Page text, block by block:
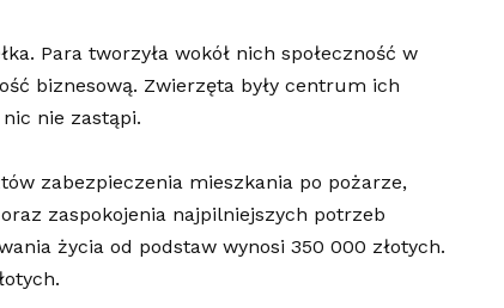
Para tworzyła wokół nich społeczność w
biznesową. Zwierzęta były centrum ich
nie zastąpi.
zabezpieczenia mieszkania po pożarze,
zaspokojenia najpilniejszych potrzeb
życia od podstaw wynosi 350 000 złotych.